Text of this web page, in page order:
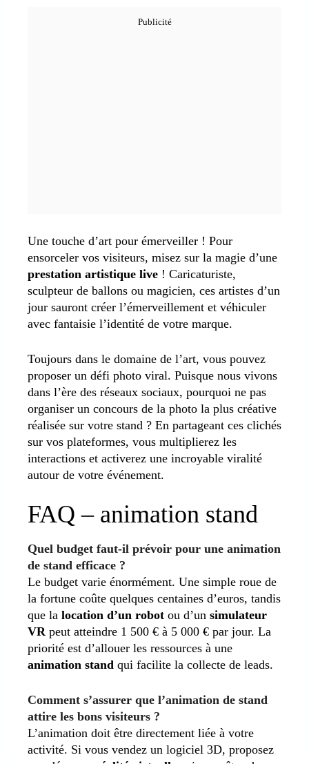
Une touche d’art pour émerveiller ! Pour
ensorceler vos visiteurs, misez sur la magie d’une
prestation artistique live ! Caricaturiste,
sculpteur de ballons ou magicien, ces artistes d’un
jour sauront créer l’émerveillement et véhiculer
avec fantaisie l’identité de votre marque.
Toujours dans le domaine de l’art, vous pouvez
proposer un défi photo viral. Puisque nous vivons
dans l’ère des réseaux sociaux, pourquoi ne pas
organiser un concours de la photo la plus créative
réalisée sur votre stand ? En partageant ces clichés
sur vos plateformes, vous multiplierez les
interactions et activerez une incroyable viralité
autour de votre événement.
FAQ – animation stand
Quel budget faut-il prévoir pour une animation
de stand efficace ?
Le budget varie énormément. Une simple roue de
la fortune coûte quelques centaines d’euros, tandis
que la location d’un robot ou d’un simulateur
VRpeut atteindre 1 500 € à 5 000 € par jour. La
priorité est d’allouer les ressources à une
animation stand qui facilite la collecte de leads.
Comment s’assurer que l’animation de stand
attire les bons visiteurs ?
L’animation doit être directement liée à votre
activité. Si vous vendez un logiciel 3D, proposez